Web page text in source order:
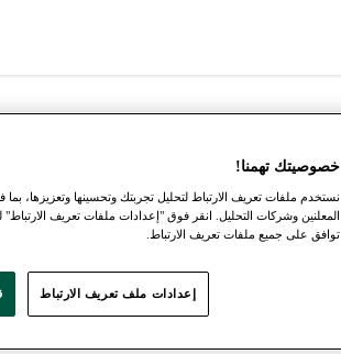
خصوصيتك تهمنا!
نستخدم ملفات تعريف الارتباط لتحليل تجربتك وتحسينها وتعزيزها،
المعلنين وشركات التحليل. انقر فوق "إعدادات ملفات تعريف
توافق على جميع ملفات تعريف الارتباط.
إعدادات ملف تعريف الارتباط